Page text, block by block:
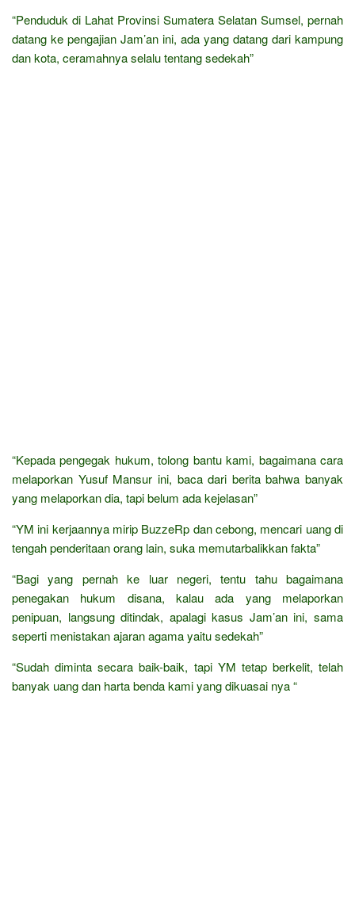
“Penduduk di Lahat Provinsi Sumatera Selatan Sumsel, pernah
datang ke pengajian Jam’an ini, ada yang datang dari kampung
dan kota, ceramahnya selalu tentang sedekah”
“Kepada pengegak hukum, tolong bantu kami, bagaimana cara
melaporkan Yusuf Mansur ini, baca dari berita bahwa banyak
yang melaporkan dia, tapi belum ada kejelasan”
“YM ini kerjaannya mirip BuzzeRp dan cebong, mencari uang di
tengah penderitaan orang lain, suka memutarbalikkan fakta”
“Bagi yang pernah ke luar negeri, tentu tahu bagaimana
penegakan hukum disana, kalau ada yang melaporkan
penipuan, langsung ditindak, apalagi kasus Jam’an ini, sama
seperti menistakan ajaran agama yaitu sedekah”
“Sudah diminta secara baik-baik, tapi YM tetap berkelit, telah
banyak uang dan harta benda kami yang dikuasai nya “